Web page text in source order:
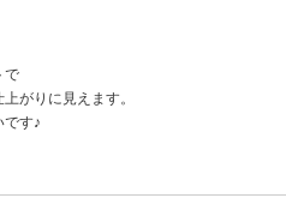
で
がりに見えます。
す♪